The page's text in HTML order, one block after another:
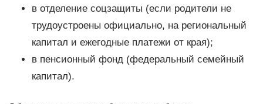
в отделение соцзащиты (если родители не
трудоустроены официально, на региональный
капитал и ежегодные платежи от края);
в пенсионный фонд (федеральный семейный
капитал).